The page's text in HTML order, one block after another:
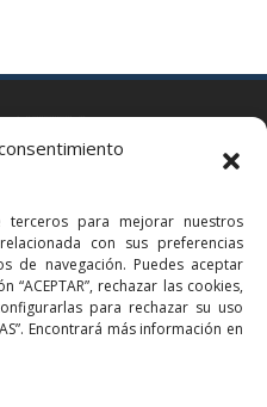
para mejorar nuestros
con sus preferencias
de navegación. Puedes aceptar
rechazar las cookies,
para rechazar su uso
Encontrará más información en
08006 Barcelona
08401 Granollers (Bcn)